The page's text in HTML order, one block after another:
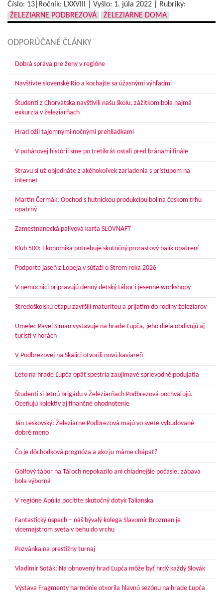
Číslo: 13|Ročník: LXXVIII | Vyšlo: 1. júla 2022
Rubriky:
ŽELEZIARNE PODBREZOVÁ
ŽELEZIARNE DOMA
ODPORÚČANÉ ČLÁNKY
Dobrá správa pre ženy v regióne
Navštívte slovenské Rio a kochajte sa úžasnými výhľadmi
Študenti z Chorvátska navštívili našu školu, zážitkom bola najmä
exkurzia v železiarňach
Hrad ožil tajomnými nočnými prehliadkami
V pohárovej histórii sme po tretíkrát ostali pred bránami finále
Stravu si už objednáte z akéhokoľvek zariadenia s prístupom na
internet
Martin Čermák: Obchod s hutníckou produkciou bol na českom trhu
opatrný
Zamestnanecká palivová karta SLOVNAFT
Klub 500: Ekonomika potrebuje skutočný prorastový balík opatrení
Podporte jaseň z Lopeja v súťaži o Strom roka 2026
V nemocnici pripravujú denný detský tábor i jesenné workshopy
Stredoškolskú etapu zavŕšili maturitou a prijatím do rodiny železiarov
Umelec Pavel Siman vystavuje na hrade Ľupča, jeho diela obdivujú aj
turisti v horách
V Podbrezovej na Skalici otvorili novú kaviareň
Leto na hrade Ľupča opäť spestria zaujímavé sprievodné podujatia
Študenti si letnú brigádu v Železiarňach Podbrezová pochvaľujú.
Oceňujú kolektív aj finančné ohodnotenie
Ján Leskovský: Železiarne Podbrezová majú vo svete vybudované
dobré meno
Čo je dôchodková prognóza a ako ju máme chápať?
Golfový tábor na Táľoch nepokazilo ani chladnejšie počasie, zábava
bola výborná
V regióne Apúlia pocítite skutočný dotyk Talianska
Fantastický úspech – náš bývalý kolega Slavomír Brozman je
vicemajstrom sveta v behu do vrchu
Pozvánka na prestížny turnaj
Vladimír Soták: Na obnovený hrad Ľupča môže byť hrdý každý Slovák
Výstava Fragmenty harmónie otvorila hlavnú sezónu na hrade Ľupča